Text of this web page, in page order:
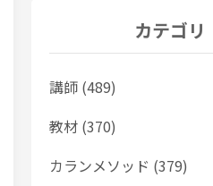
カテゴリ
講師 (489)
教材 (370)
カランメソッド (379)